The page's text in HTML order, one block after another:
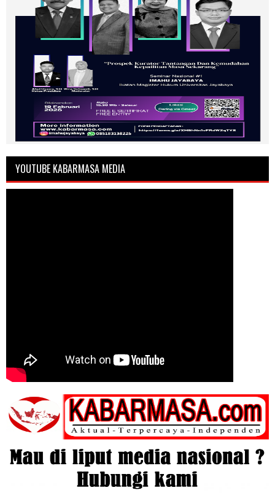
YOUTUBE KABARMASA MEDIA